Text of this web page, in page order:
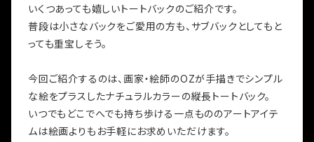
いくつあっても嬉しいトートバックのご紹介です。
普段は小さなバックをご愛用の方も、サブバックとしてもと
っても重宝しそう。
今回ご紹介するのは、画家・絵師のOZが手描きでシンプル
な絵をプラスしたナチュラルカラーの縦長トートバック。
いつでもどこでへでも持ち歩ける一点もののアートアイテ
ムは絵画よりもお手軽にお求めいただけます。